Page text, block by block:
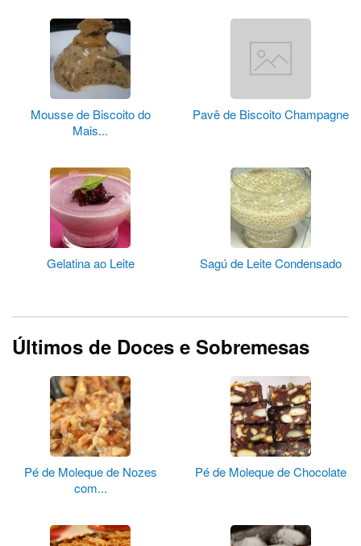
Mousse de Biscoito do
Mais...
Pavê de Biscoito Champagne
Gelatina ao Leite Sagú de Leite Condensado
Últimos de Doces e Sobremesas
Pé de Moleque de Nozes
com...
Pé de Moleque de Chocolate